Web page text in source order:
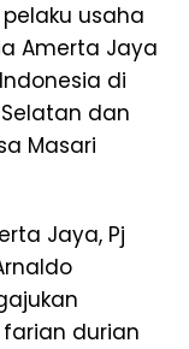
usaha
Amerta Jaya
di
dan
Masari
Jaya, Pj
durian